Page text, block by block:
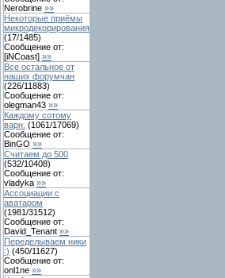
Nerobrine »»
Некоторые приёмы
микродекорирования
(17/1485)
Сообщение от:
[iNCoast] »»
Все остальное от
наших форумчан
(226/11883)
Сообщение от:
olegman43 »»
Каждому сотому
варн. (1061/17069)
Сообщение от:
BinGO »»
Считаем до 500
(532/10408)
Сообщение от:
vladyka »»
Ассоциации с
аватаром
(1981/31512)
Сообщение от:
David_Tenant »»
Переделываем ники
:) (450/11627)
Сообщение от:
onl1ne »»